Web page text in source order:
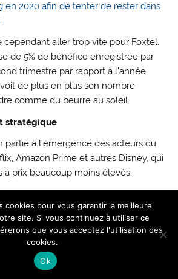
en 2020 afin de tenter de rester dans
.
cependant aller trop vite pour Foxtel.
de 5% de bénéfice enregistrée par
trimestre par rapport à l’année
de plus en plus son nombre
comme du beurre au soleil.
stratégique
partie à l’émergence des acteurs du
Amazon Prime et autres Disney, qui
à prix beaucoup moins élevés.
permettrait à News Corp de sortir
de la monétisation de la télévision
au groupe de dégager des
cookies pour vous garantir la meilleure
site. Si vous continuez à utiliser ce
que vous acceptez l'utilisation des
cookies.
Ok